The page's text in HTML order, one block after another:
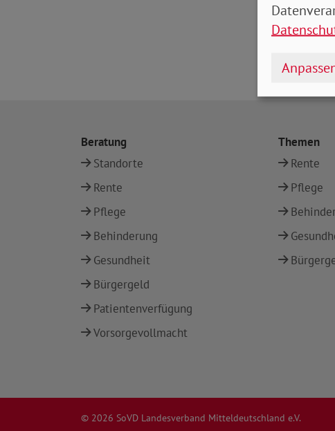
Beratung
Standorte
Rente
Pflege
Behinderung
Gesundheit
Bürgergeld
Patientenverfügung
Vorsorgevollmacht
Themen
Rente
Pflege
© 2026 SoVD Landesverband Mitteldeutschland e.V.